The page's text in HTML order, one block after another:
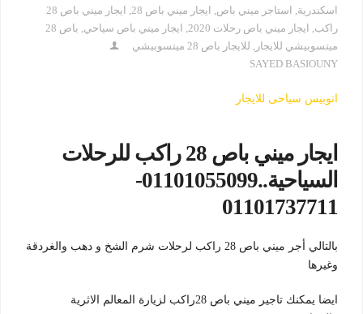
اسكندرية, استاجر ميني باص, ايجار ميني باص 28 ,
ايجار ميني باص 28
راكب, ايجار ميني باص رحلات 2020 , ايجار ميني باص سياحي,
باص 28
ميتسوبيشي للايجار , للايجار باص 28 ميتسوبيشي
SAYED BASIOUNY
اتوبيس سياحى للايجار
ايجار ميني باص 28 راكب للرحلات
السياحية..01101055099-
01101737711
بالتالي أجر ميني باص 28 راكب لرحلات شرم الشخ و دهب والغردقة
وغيرها
ايضا يمكنك تاجير ميني باص 28راكب لزيارة المعالم الاثرية